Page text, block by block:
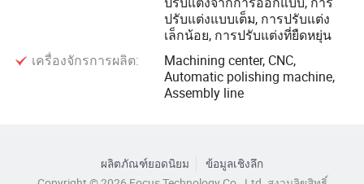
ปรับแต่งแบบเต็ม, การปรับแต่ง
เล็กน้อย, การปรับแต่งที่ยืดหยุ่น
เครื่องจักรการผลิต:
Machining center, CNC,
Automatic polishing machine,
Assembly line
ผลิตภัณฑ์ยอดนิยม
ข้อมูลเชิงลึก